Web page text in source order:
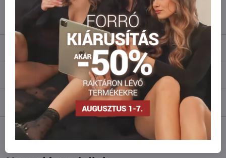
info​@everlady​.eu
Leírás
Vélemények 0
Fórum
FacebookTwitterBlueskyPinterestReddit LinkedInWhatsApp
E-